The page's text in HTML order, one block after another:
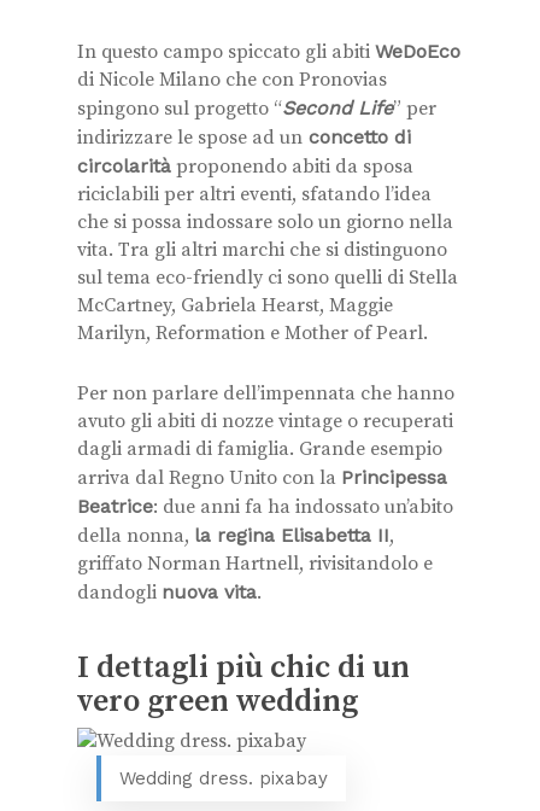
In questo campo spiccato gli abiti WeDoEco
di Nicole Milano che con Pronovias
spingono sul progetto “Second Life” per
indirizzare le spose ad un concetto di
circolarità proponendo abiti da sposa
riciclabili per altri eventi, sfatando l’idea
che si possa indossare solo un giorno nella
vita. Tra gli altri marchi che si distinguono
sul tema eco-friendly ci sono quelli di Stella
McCartney, Gabriela Hearst, Maggie
Marilyn, Reformation e Mother of Pearl.
Per non parlare dell’impennata che hanno
avuto gli abiti di nozze vintage o recuperati
dagli armadi di famiglia. Grande esempio
arriva dal Regno Unito con la Principessa
Beatrice: due anni fa ha indossato un’abito
della nonna, la regina Elisabetta II,
griffato Norman Hartnell, rivisitandolo e
dandogli nuova vita.
I dettagli più chic di un
vero green wedding
Wedding dress. pixabay